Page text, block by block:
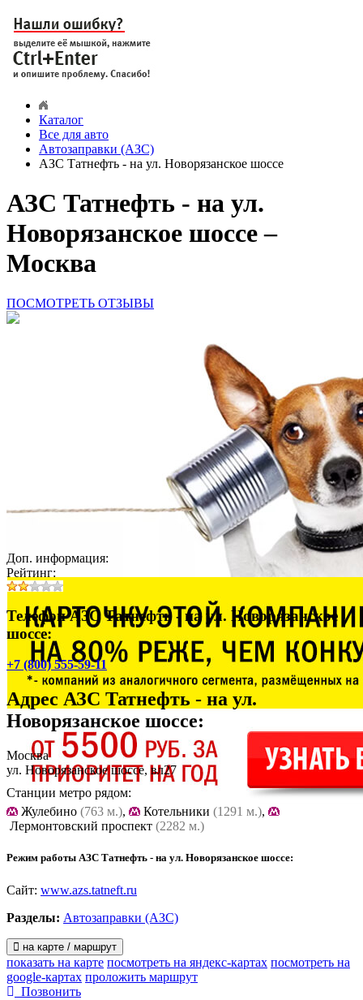
Каталог
Все для авто
Автозаправки (АЗС)
АЗС Татнефть - на ул. Новорязанское шоссе
АЗС Татнефть - на ул.
Новорязанское шоссе –
Москва
ПОСМОТРЕТЬ ОТЗЫВЫ
Доп. информация:
Рейтинг:
Телефон АЗС Татнефть - на ул. Новорязанское
шоссе:
+7 (800) 555-59-11
Адрес АЗС Татнефть - на ул.
Новорязанское шоссе:
Москва
ул. Новорязанское шоссе, вл27
Станции метро рядом:
Жулебино (763 м.), Котельники (1291 м.),
Лермонтовский проспект (2282 м.)
Режим работы АЗС Татнефть - на ул. Новорязанское шоссе:
Сайт: www.azs.tatneft.ru
Разделы: Автозаправки (АЗС)
на карте / маршрут
показать на карте посмотреть на яндекс-картах посмотреть на
google-картах проложить маршрут
Позвонить